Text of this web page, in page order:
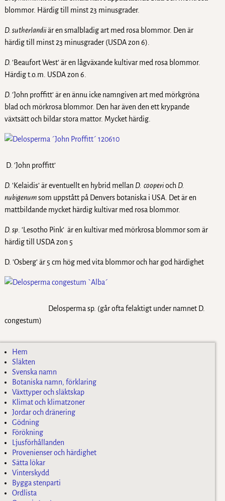
blommor. Härdig till minst 23 minusgrader.
D. sutherlandiiär en smalbladig art med rosa blommor. Den är
härdig till minst 23 minusgrader (USDA zon 6).
D. ’Beaufort West’ är en lågväxande kultivar med rosa blommor.
Härdig t.o.m. USDA zon 6.
D. ’John proffitt’ är en ännu icke namngiven art med mörkgröna
blad och mörkrosa blommor. Den har även den ett krypande
växtsätt och bildar stora mattor. Mycket härdig.
D. ’John proffitt’
D. ’Kelaidis’ är eventuellt en hybrid mellan D. cooperioch D.
nubigenumsom uppstått på Denvers botaniska i USA. Det är en
mattbildande mycket härdig kultivar med rosa blommor.
D. sp. ’Lesotho Pink’ är en kultivar med mörkrosa blommor som är
härdig till USDA zon 5
D. ’Osberg’ är 5 cm hög med vita blommor och har god härdighet
Delosperma sp. (går ofta felaktigt under namnet D.
congestum)
Hem
Släkten
Svenska namn
Botaniska namn, förklaring
Växttyper och släktskap
Klimat och klimatzoner
Jordar och dränering
Gödning
Förökning
Ljusförhållanden
Provenienser och härdighet
Sätta lökar
Vinterskydd
Bygga stenparti
Ordlista